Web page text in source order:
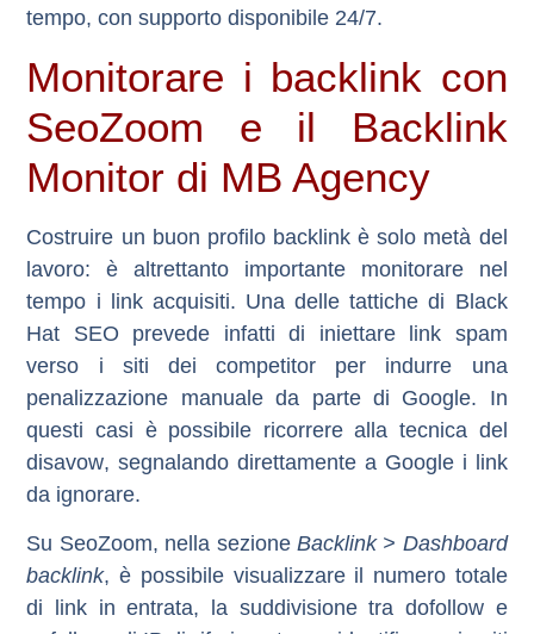
tempo, con supporto disponibile 24/7.
Monitorare i backlink con
SeoZoom e il Backlink
Monitor di MB Agency
Costruire un buon profilo backlink è solo metà del
lavoro: è altrettanto importante monitorare nel
tempo i link acquisiti. Una delle tattiche di Black
Hat SEO prevede infatti di iniettare link spam
verso i siti dei competitor per indurre una
penalizzazione manuale da parte di Google. In
questi casi è possibile ricorrere alla tecnica del
disavow, segnalando direttamente a Google i link
da ignorare.
Su SeoZoom, nella sezione Backlink > Dashboard
backlink, è possibile visualizzare il numero totale
di link in entrata, la suddivisione tra dofollow e